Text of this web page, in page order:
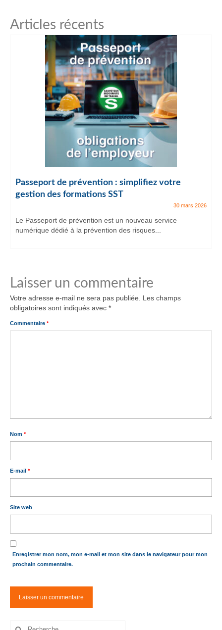
Articles récents
Passeport de prévention : simplifiez votre
gestion des formations SST
30 mars 2026
Le Passeport de prévention est un nouveau service
numérique dédié à la prévention des risques...
Laisser un commentaire
Votre adresse e-mail ne sera pas publiée. Les champs
obligatoires sont indiqués avec *
Commentaire *
Nom *
E-mail *
Site web
Enregistrer mon nom, mon e-mail et mon site dans le navigateur pour mon
prochain commentaire.
Rechercher